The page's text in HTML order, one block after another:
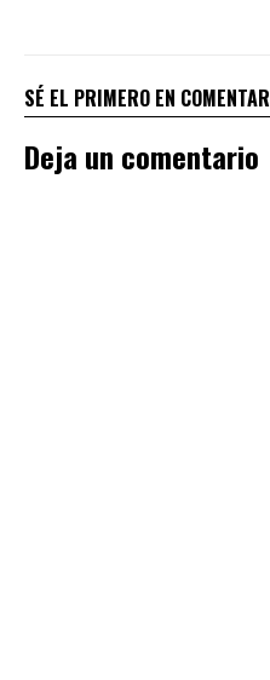
SÉ EL PRIMERO EN COMENTAR
Deja un comentario